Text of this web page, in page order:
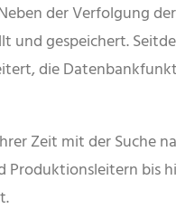
der Verfolgung
und gespeichert.
die
Zeit mit der Suche
bis